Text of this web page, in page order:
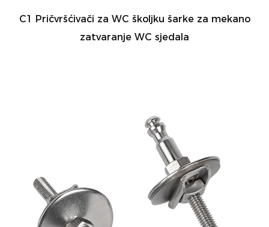
C1 Pričvršćivači za WC školjku šarke za mekano
zatvaranje WC sjedala